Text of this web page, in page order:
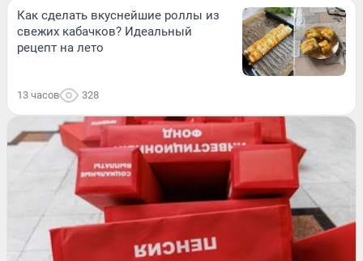
Как сделать вкуснейшие роллы из
свежих кабачков? Идеальный
рецепт на лето
13 часов 328